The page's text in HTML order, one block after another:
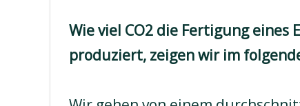
Wie viel CO2 die Fertigung eines
produziert, zeigen wir im